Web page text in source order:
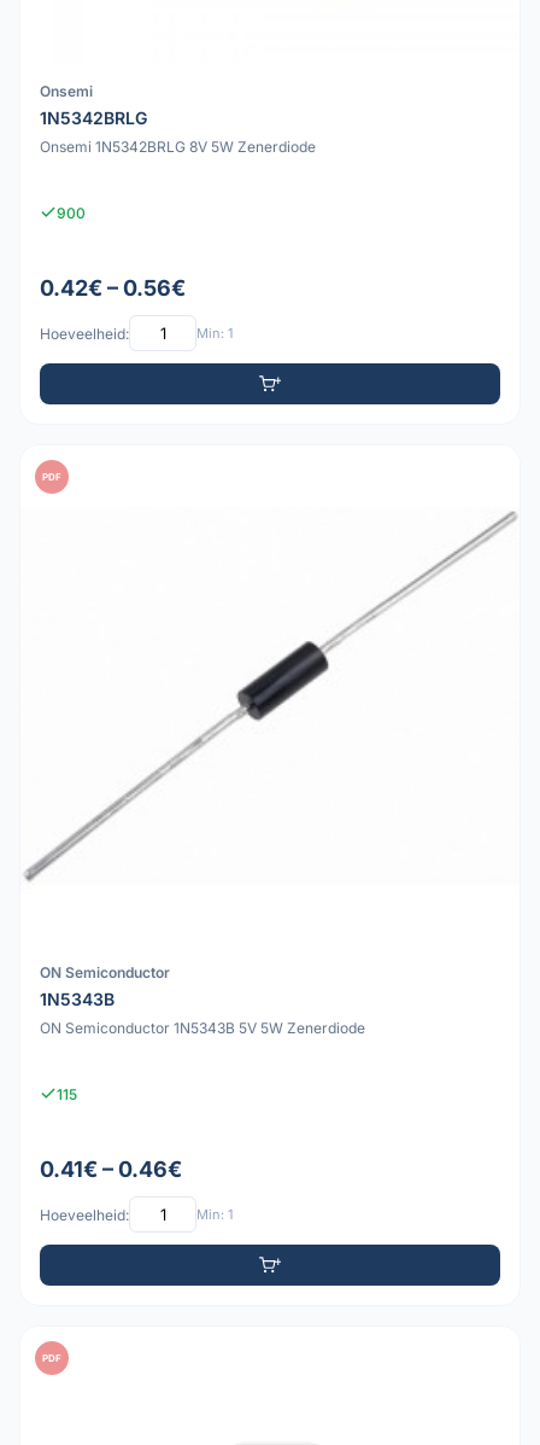
Onsemi
1N5342BRLG
Onsemi 1N5342BRLG 8V 5W Zenerdiode
900
0.42€ – 0.56€
Hoeveelheid: Min: 1
PDF
ON Semiconductor
1N5343B
ON Semiconductor 1N5343B 5V 5W Zenerdiode
115
0.41€ – 0.46€
Hoeveelheid: Min: 1
PDF